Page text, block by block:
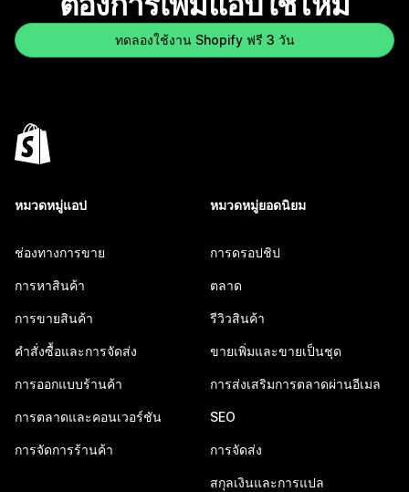
ทดลองใช้งาน Shopify ฟรี 3 วัน
หมวดหมู่แอป
ช่องทางการขาย
การหาสินค้า
การขายสินค้า
คำสั่งซื้อและการจัดส่ง
การออกแบบร้านค้า
การตลาดและคอนเวอร์ชัน
การจัดการร้านค้า
หมวดหมู่ยอดนิยม
การดรอปชิป
ตลาด
รีวิวสินค้า
ขายเพิ่มและขายเป็นชุด
การส่งเสริมการตลาดผ่านอีเมล
SEO
การจัดส่ง
สกุลเงินและการแปล